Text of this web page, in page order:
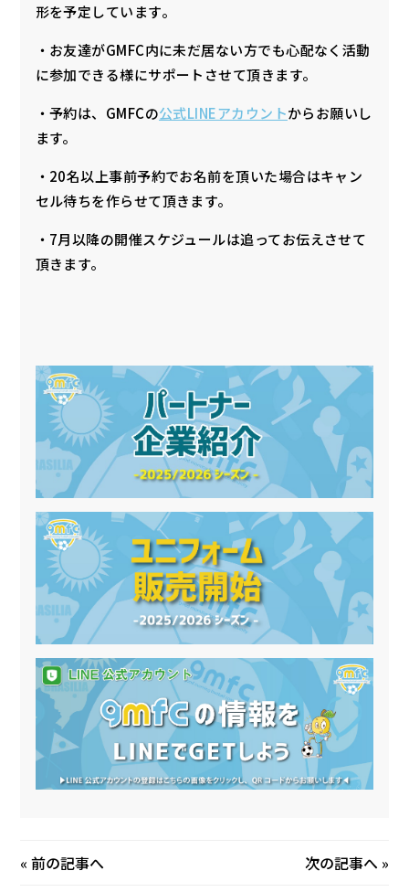
形を予定しています。
・お友達がGMFC内に未だ居ない方でも心配なく活動
に参加できる様にサポートさせて頂きます。
・予約は、GMFCの公式LINEアカウントからお願いし
ます。
・20名以上事前予約でお名前を頂いた場合はキャン
セル待ちを作らせて頂きます。
・7月以降の開催スケジュールは追ってお伝えさせて
頂きます。
«前の記事へ 次の記事へ »